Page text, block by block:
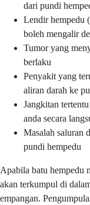
dari pundi
Lendir hempedu
boleh mengalir
Tumor yang
berlaku
Penyakit yang
aliran darah ke
Jangkitan
anda secara
Masalah saluran
pundi hempedu
Apabila batu hempedu
akan terkumpul di
empangan.